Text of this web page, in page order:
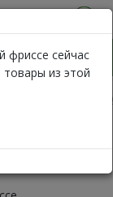
БЕЛАЯ
сейчас
из этой